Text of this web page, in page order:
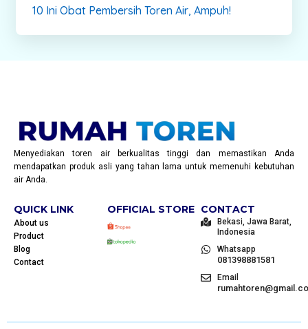
10 Ini Obat Pembersih Toren Air, Ampuh!
Menyediakan toren air berkualitas tinggi dan memastikan Anda
mendapatkan produk asli yang tahan lama untuk memenuhi kebutuhan
air Anda.
QUICK LINK
About us
Product
Blog
Contact
OFFICIAL STORE CONTACT
Bekasi, Jawa Barat,
Indonesia
Whatsapp
081398881581
Email